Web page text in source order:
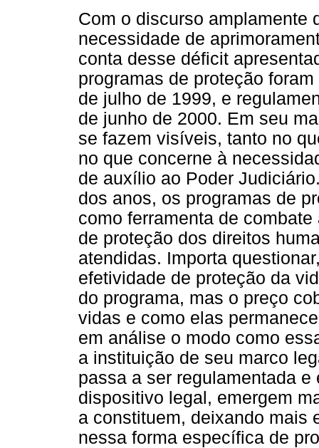
Com o discurso amplamente
necessidade de
conta desse déficit
programas de proteção
de julho de 1999, e
de junho de 2000. Em seu
se fazem visíveis, tanto no
no que concerne à
de auxílio ao Poder
dos anos, os programas de
como ferramenta de
de proteção dos direitos
atendidas. Importa
efetividade de proteção da
do programa, mas o preço
vidas e como elas
em análise o modo como
a instituição de seu marco
passa a ser regulamentada
dispositivo legal, emergem
a constituem, deixando mais
nessa forma específica de